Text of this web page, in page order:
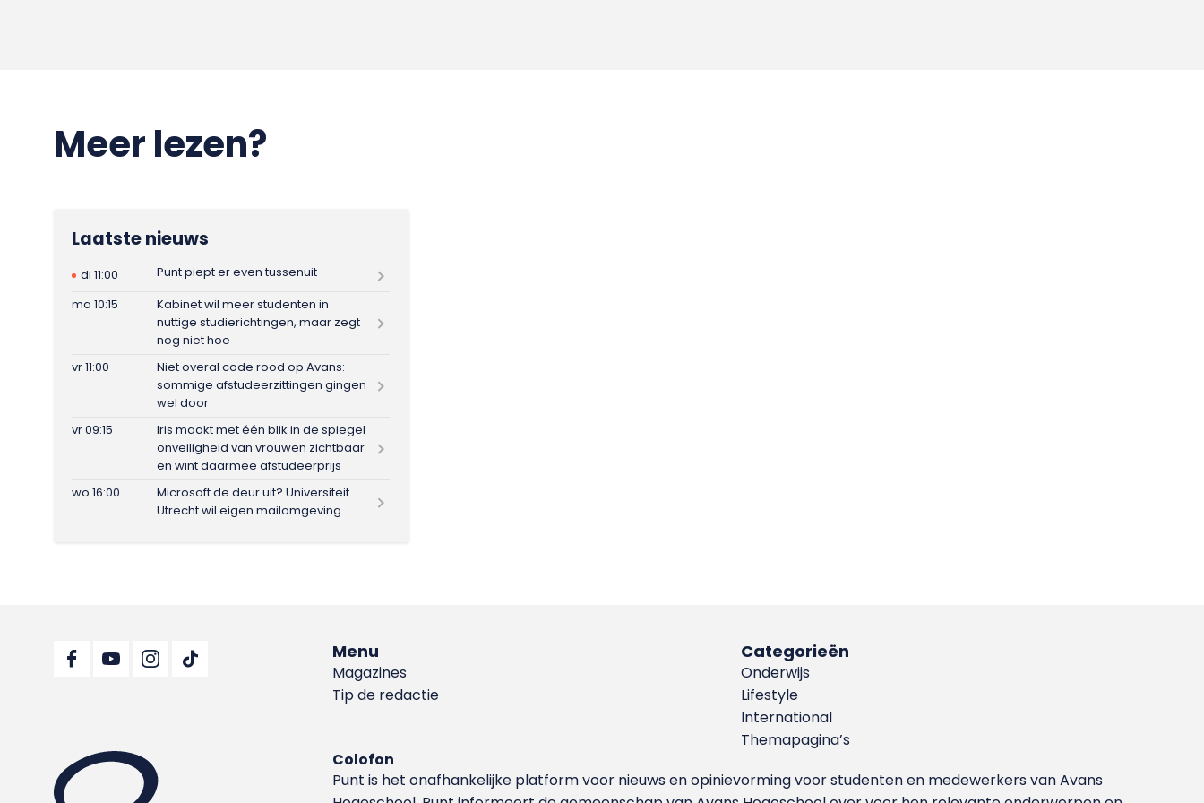
Meer lezen?
Laatste nieuws
di 11:00
Punt piept er even tussenuit
ma 10:15
Kabinet wil meer studenten in
nuttige studierichtingen, maar zegt
nog niet hoe
vr 11:00
Niet overal code rood op Avans:
sommige afstudeerzittingen gingen
wel door
vr 09:15
Iris maakt met één blik in de spiegel
onveiligheid van vrouwen zichtbaar
en wint daarmee afstudeerprijs
wo 16:00
Microsoft de deur uit? Universiteit
Utrecht wil eigen mailomgeving
Menu
Magazines
Tip de redactie
Categorieën
Onderwijs
Lifestyle
International
Themapagina’s
Colofon
Punt is het onafhankelijke platform voor nieuws en opinievorming voor studenten en medewerkers van Avans